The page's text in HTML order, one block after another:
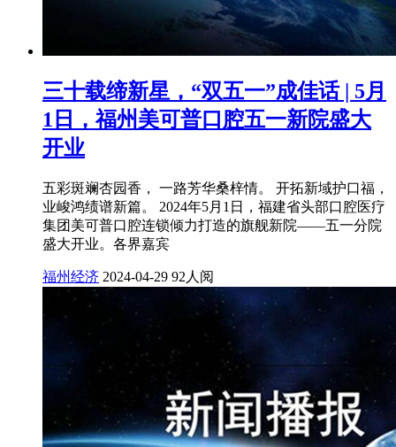
三十载缔新星，“双五一”成佳话 | 5月
1日，福州美可普口腔五一新院盛大
开业
五彩斑斓杏园香， 一路芳华桑梓情。 开拓新域护口福，
业峻鸿绩谱新篇。 2024年5月1日，福建省头部口腔医疗
集团美可普口腔连锁倾力打造的旗舰新院——五一分院
盛大开业。各界嘉宾
福州经济 2024-04-29 92人阅